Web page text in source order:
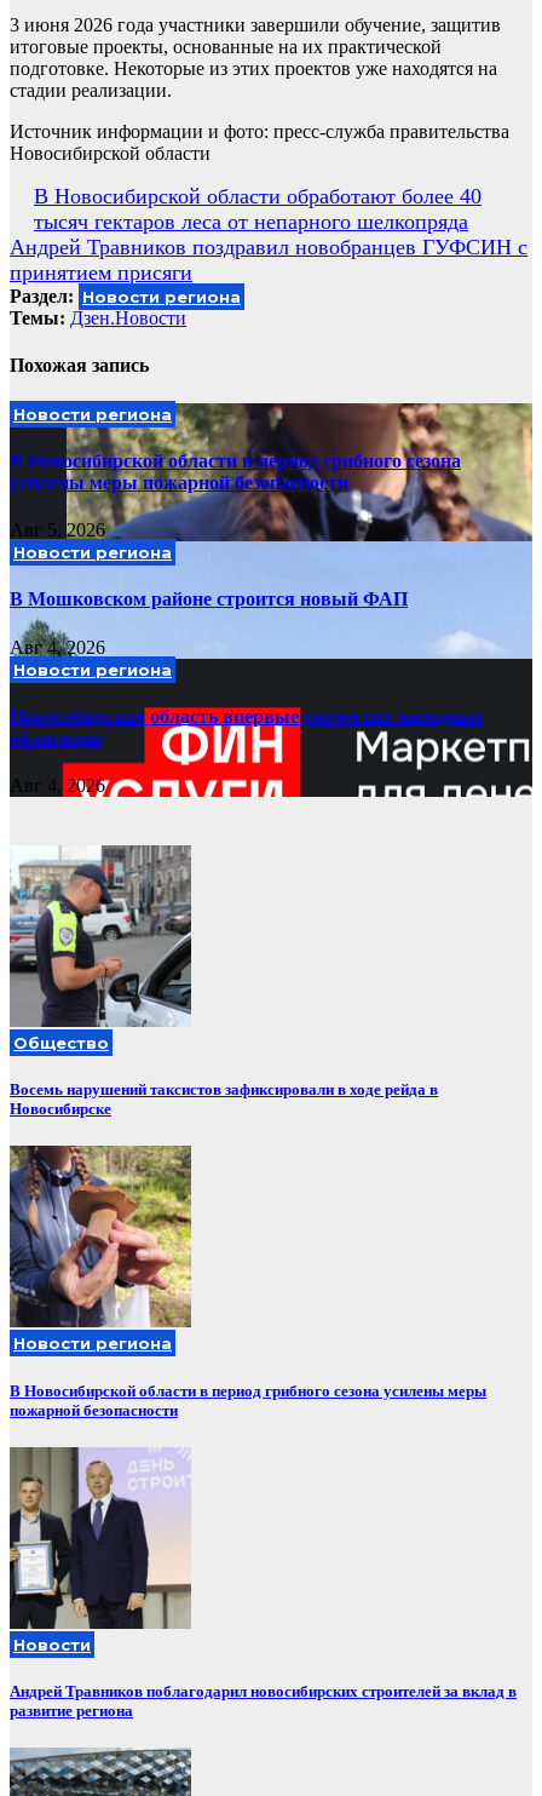
3 июня 2026 года участники завершили обучение, защитив
итоговые проекты, основанные на их практической
подготовке. Некоторые из этих проектов уже находятся на
стадии реализации.
Источник информации и фото: пресс-служба правительства
Новосибирской области
Навигация
по
записям
В Новосибирской области обработают более 40
тысяч гектаров леса от непарного шелкопряда
Андрей Травников поздравил новобранцев ГУФСИН с
принятием присяги
Раздел: Новости региона
Темы: Дзен.Новости
Похожая запись
Новости региона
В Новосибирской области в период грибного сезона
усилены меры пожарной безопасности
Авг 5, 2026
Новости региона
В Мошковском районе строится новый ФАП
Авг 4, 2026
Новости региона
Новосибирская область впервые разместит народные
облигации
Авг 4, 2026
Общество
Восемь нарушений таксистов зафиксировали в ходе рейда в
Новосибирске
Новости региона
В Новосибирской области в период грибного сезона усилены меры
пожарной безопасности
Новости
Андрей Травников поблагодарил новосибирских строителей за вклад в
развитие региона